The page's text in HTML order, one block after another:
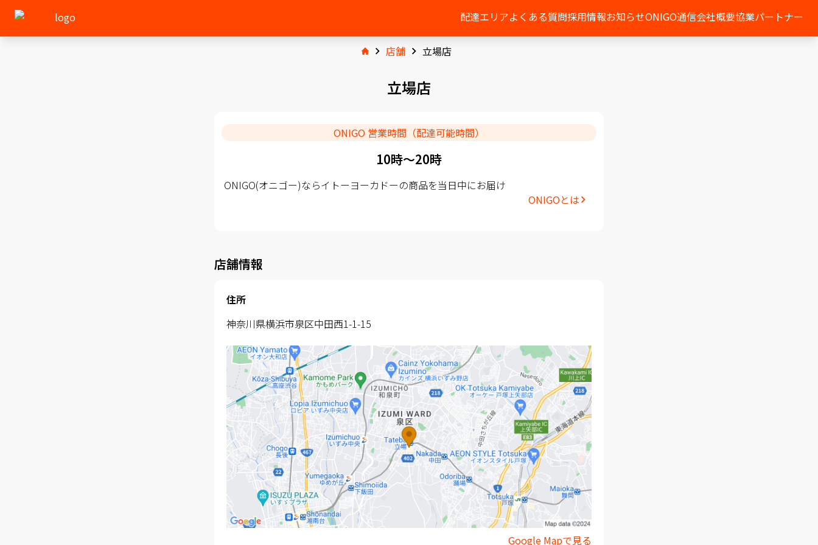
配達エリアよくある質問採用情報お知らせONIGO通信会社概要協業パートナー
店舗 立場店
立場店
ONIGO 営業時間（配達可能時間）
10時〜20時
ONIGO(オニゴー)ならイトーヨーカドーの商品を当日中にお届け
ONIGOとは
店舗情報
住所
神奈川県横浜市泉区中田西1-1-15
Google Mapで見る